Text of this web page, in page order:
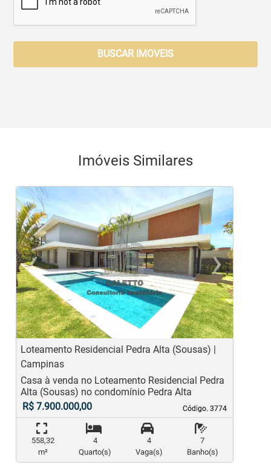
BUSCAR IMOVEIS
Imóveis Similares
‹
Previous
›
Loteamento Residencial Pedra Alta (Sousas) |
Campinas
Código. 3774
Código. 3774
Casa à venda no Loteamento Residencial Pedra
Alta (Sousas) no condomínio Pedra Alta
R$ 7.900.000,00
558,32
m²
4
Quarto(s)
4
Vaga(s)
7
Banho(s)